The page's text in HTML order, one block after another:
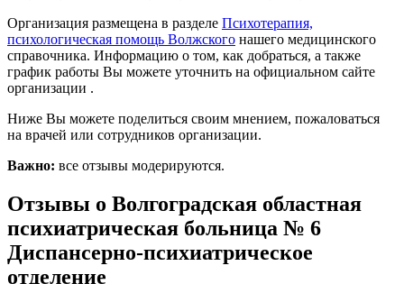
Организация размещена в разделе Психотерапия,
психологическая помощь Волжского нашего медицинского
справочника. Информацию о том, как добраться, а также
график работы Вы можете уточнить на официальном сайте
организации .
Ниже Вы можете поделиться своим мнением, пожаловаться
на врачей или сотрудников организации.
Важно: все отзывы модерируются.
Отзывы о Волгоградская областная
психиатрическая больница № 6
Диспансерно-психиатрическое
отделение